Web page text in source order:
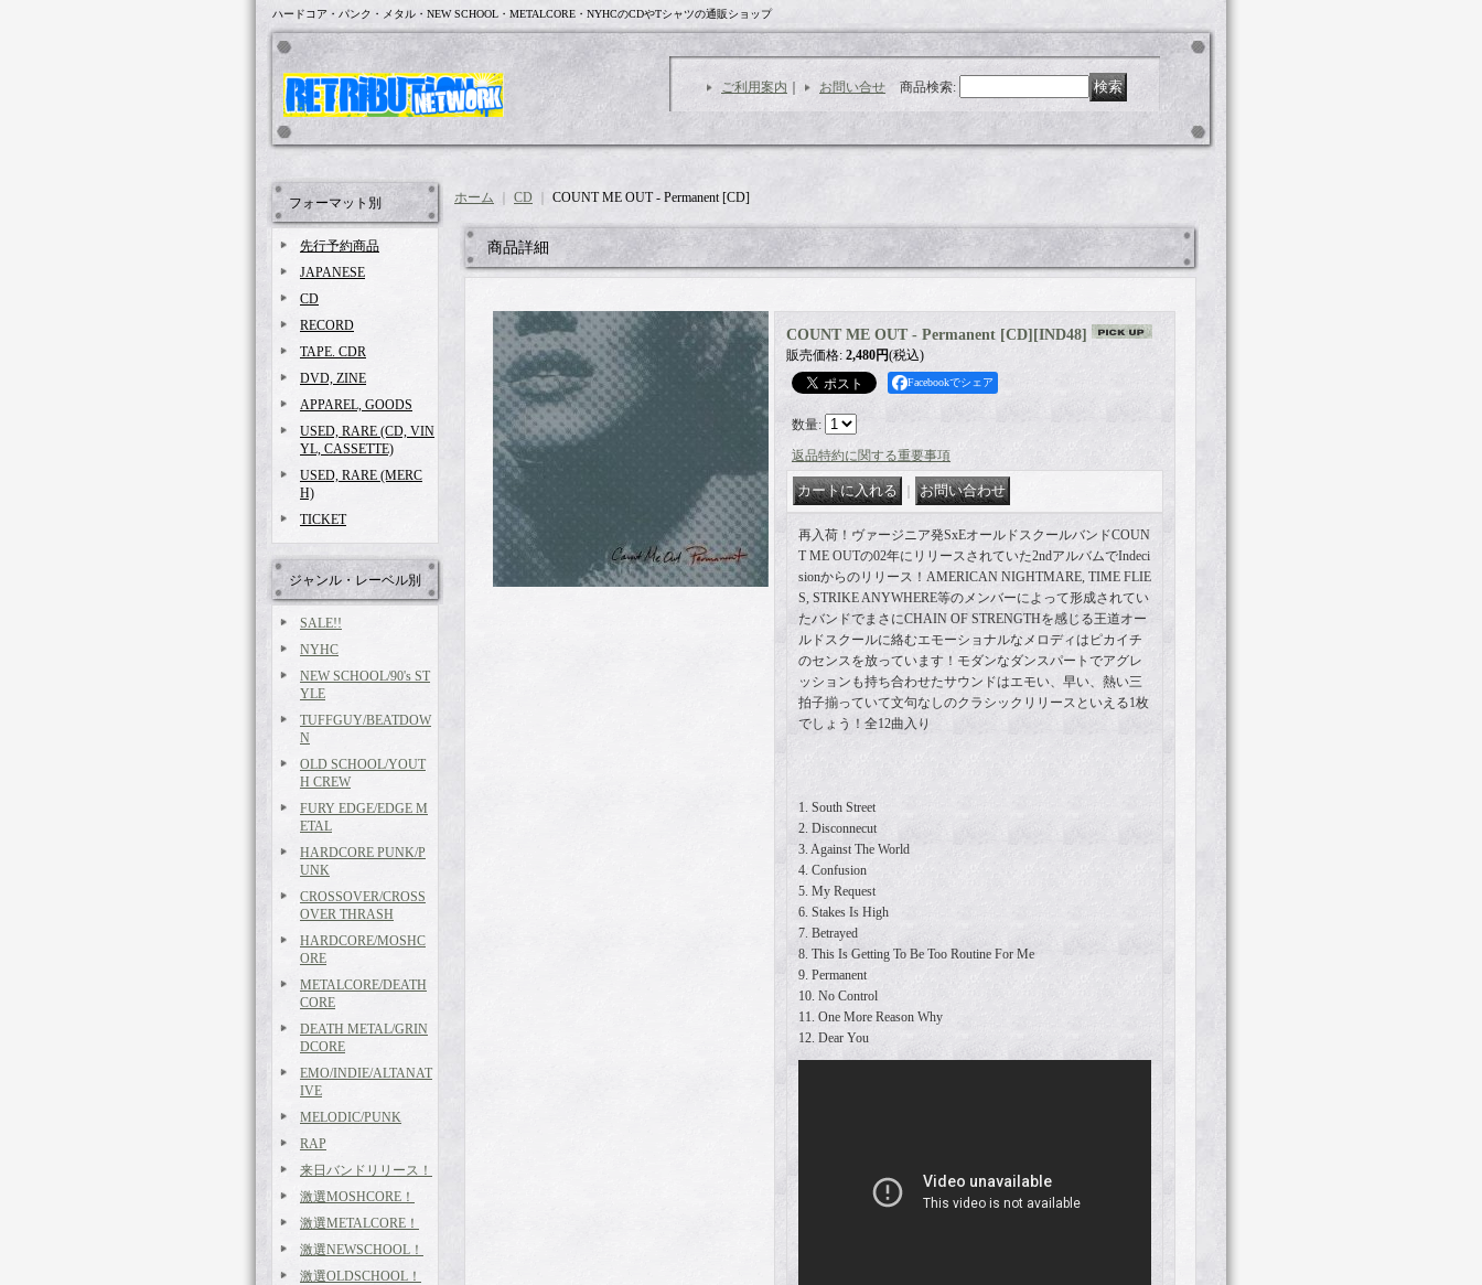
ハードコア・パンク・メタル・NEW SCHOOL・METALCORE・NYHCのCDやTシャツの通販ショップ
ご利用案内 お問い合せ 商品検索:
フォーマット別
先行予約商品
JAPANESE
CD
RECORD
TAPE. CDR
DVD, ZINE
APPAREL, GOODS
USED, RARE (CD, VIN
YL, CASSETTE)
USED, RARE (MERC
H)
TICKET
ジャンル・レーベル別
SALE!!
NYHC
NEW SCHOOL/90's ST
YLE
TUFFGUY/BEATDOW
N
OLD SCHOOL/YOUT
H CREW
FURY EDGE/EDGE M
ETAL
HARDCORE PUNK/P
UNK
CROSSOVER/CROSS
OVER THRASH
HARDCORE/MOSHC
ORE
METALCORE/DEATH
CORE
DEATH METAL/GRIN
DCORE
EMO/INDIE/ALTANAT
IVE
MELODIC/PUNK
RAP
来日バンドリリース！
激選MOSHCORE！
激選METALCORE！
激選NEWSCHOOL！
激選OLDSCHOOL！
ホーム CD COUNT ME OUT - Permanent [CD]
商品詳細
COUNT ME OUT - Permanent [CD] [IND48]
販売価格: 2,480円(税込)
Facebookでシェア
数量:
返品特約に関する重要事項
再入荷！ヴァージニア発SxEオールドスクールバンドCOUN
T ME OUTの02年にリリースされていた2ndアルバムでIndeci
sionからのリリース！AMERICAN NIGHTMARE, TIME FLIE
S, STRIKE ANYWHERE等のメンバーによって形成されてい
たバンドでまさにCHAIN OF STRENGTHを感じる王道オー
ルドスクールに絡むエモーショナルなメロディはピカイチ
のセンスを放っています！モダンなダンスパートでアグレ
ッションも持ち合わせたサウンドはエモい、早い、熱い三
拍子揃っていて文句なしのクラシックリリースといえる1枚
でしょう！全12曲入り
1. South Street
2. Disconnecut
3. Against The World
4. Confusion
5. My Request
6. Stakes Is High
7. Betrayed
8. This Is Getting To Be Too Routine For Me
9. Permanent
10. No Control
11. One More Reason Why
12. Dear You